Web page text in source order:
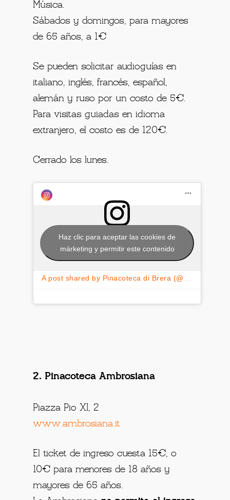
Música.
Sábados y domingos, para mayores
de 65 años, a 1€
Se pueden solicitar audioguías en
italiano, inglés, francés, español,
alemán y ruso por un costo de 5€.
Para visitas guiadas en idioma
extranjero, el costo es de 120€.
Cerrado los lunes.
Haz clic para aceptar las cookies de
márketing y permitir este contenido
2. Pinacoteca Ambrosiana
Piazza Pio XI, 2
www.ambrosiana.it
El ticket de ingreso cuesta 15€, o
10€ para menores de 18 años y
mayores de 65 años.